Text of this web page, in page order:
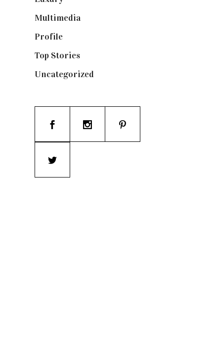
Multimedia(10)
Profile(8)
Top Stories(123)
Uncategorized